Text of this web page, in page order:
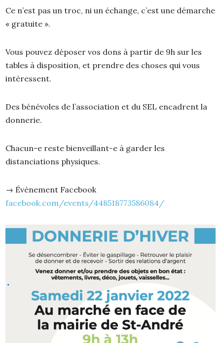
Ce n’est pas un troc, ni un échange, c’est une démarche
« gratuite ».
Vous pouvez déposer vos dons à partir de 9h sur les
tables à disposition, et prendre des choses qui vous
intéressent.
Des bénévoles de l’association et du SEL encadrent la
donnerie.
Chacun-e reste bienveillant-e à garder les
distanciations physiques.
→ Évènement Facebook
facebook.com/events/448518773586084/